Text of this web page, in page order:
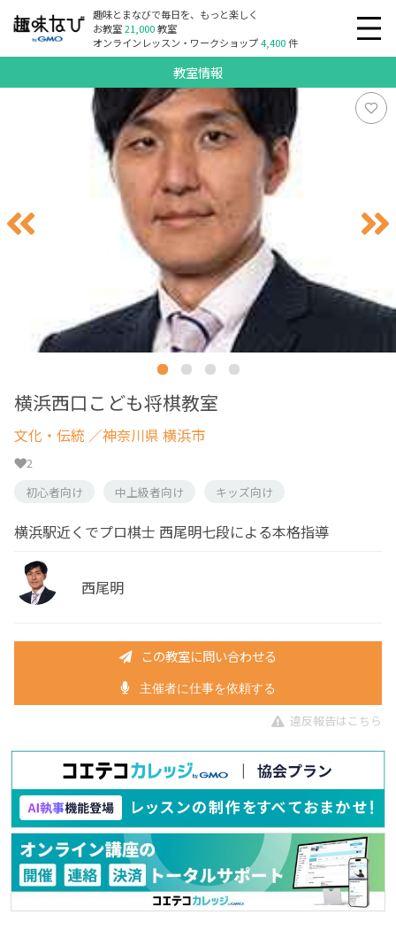
趣味とまなびで毎日を、もっと楽しく
お教室21,000教室
オンラインレッスン・ワークショップ4,400件
教室情報
横浜西口こども将棋教室
文化・伝統 ／神奈川県 横浜市
2
初心者向け
中上級者向け キッズ向け
横浜駅近くでプロ棋士 西尾明七段による本格指導
西尾明
この教室に問い合わせる
主催者に仕事を依頼する
違反報告はこちら